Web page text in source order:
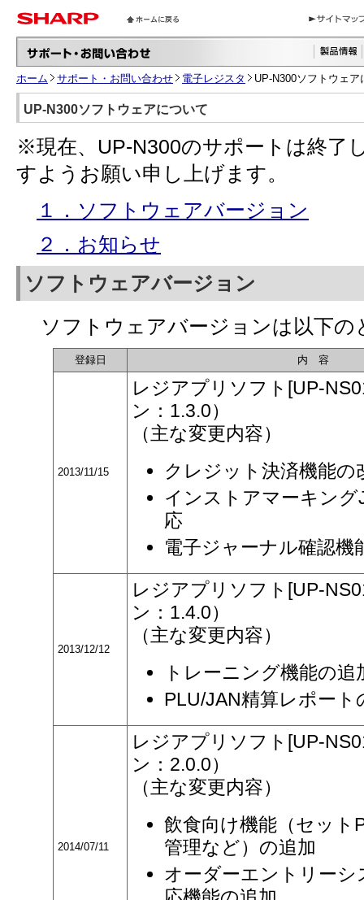
ホーム サポート・お問い合わせ 電子レジスタ UP-N300ソフトウェア
UP-N300ソフトウェアについて
※現在、UP-N300のサポートは終了
すようお願い申し上げます。
１．ソフトウェアバージョン
２．お知らせ
ソフトウェアバージョン
ソフトウェアバージョンは以下の
登録日 内 容
2013/11/15
レジアプリソフト[UP-
ン：1.3.0）
（主な変更内容）
クレジット決済機能の
インストアマーキン
応
電子ジャーナル確認機
2013/12/12
レジアプリソフト[UP-
ン：1.4.0）
（主な変更内容）
トレーニング機能の追
PLU/JAN精算レポート
2014/07/11
レジアプリソフト[UP-
ン：2.0.0）
（主な変更内容）
飲食向け機能（セット
管理など）の追加
オーダーエントリーシ